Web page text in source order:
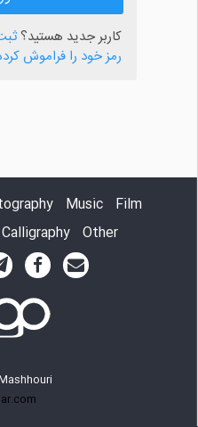
کاربر جدید هستید؟ثبت
رمز خود را فراموش
Music
Film
Calligraphy Other